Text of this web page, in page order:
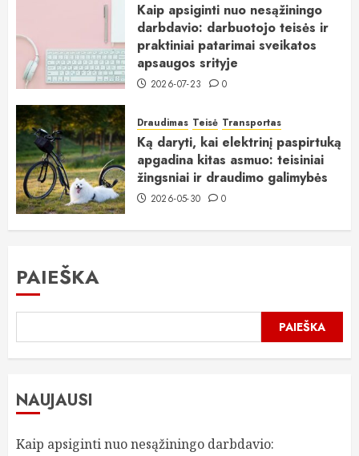
Kaip apsiginti nuo nesąžiningo
darbdavio: darbuotojo teisės ir
praktiniai patarimai sveikatos
apsaugos srityje
2026-07-23 0
Draudimas Teisė Transportas
Ką daryti, kai elektrinį paspirtuką
apgadina kitas asmuo: teisiniai
žingsniai ir draudimo galimybės
2026-05-30 0
PAIEŠKA
PAIEŠKA
NAUJAUSI
Kaip apsiginti nuo nesąžiningo darbdavio: